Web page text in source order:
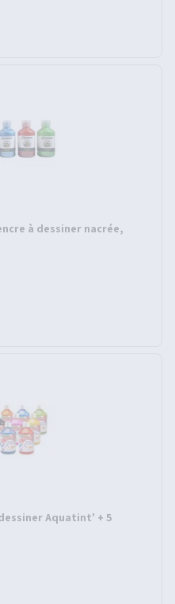
à dessiner nacrée,
Aquatint' + 5